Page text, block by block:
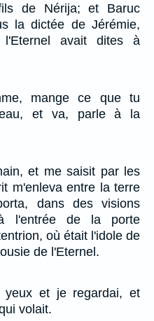
de Nérija; et Baruc
la dictée de Jérémie,
avait dites à
mange ce que tu
et va, parle à la
et me saisit par les
m'enleva entre la terre
dans des visions
l'entrée de la porte
où était l'idole de
de l'Eternel.
et je regardai, et
volait.